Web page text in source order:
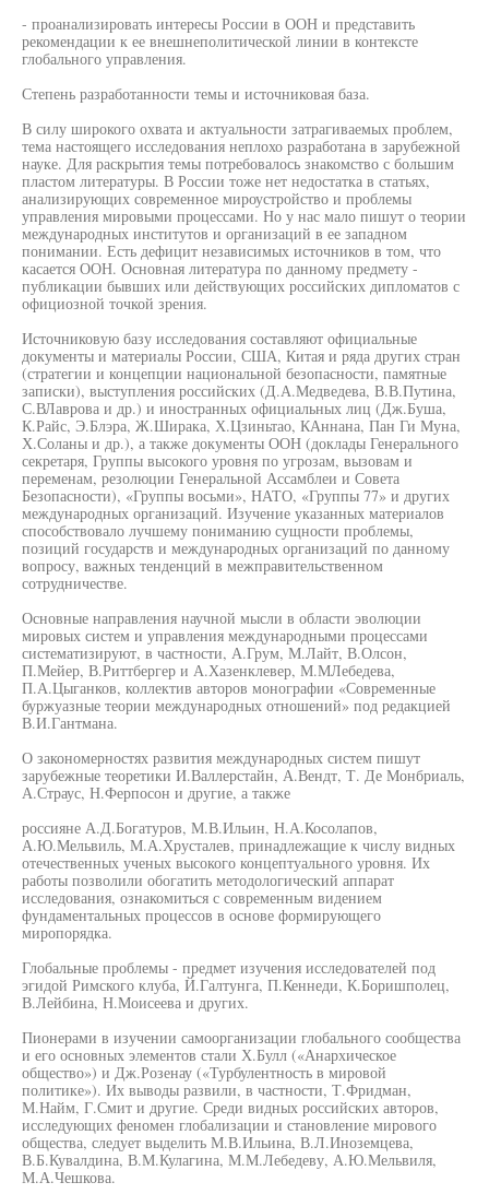
- проанализировать интересы России в ООН и представить
рекомендации к ее внешнеполитической линии в контексте
глобального управления.
Степень разработанности темы и источниковая база.
В силу широкого охвата и актуальности затрагиваемых проблем,
тема настоящего исследования неплохо разработана в зарубежной
науке. Для раскрытия темы потребовалось знакомство с большим
пластом литературы. В России тоже нет недостатка в статьях,
анализирующих современное мироустройство и проблемы
управления мировыми процессами. Но у нас мало пишут о теории
международных институтов и организаций в ее западном
понимании. Есть дефицит независимых источников в том, что
касается ООН. Основная литература по данному предмету -
публикации бывших или действующих российских дипломатов с
официозной точкой зрения.
Источниковую базу исследования составляют официальные
документы и материалы России, США, Китая и ряда других стран
(стратегии и концепции национальной безопасности, памятные
записки), выступления российских (Д.А.Медведева, В.В.Путина,
С.ВЛаврова и др.) и иностранных официальных лиц (Дж.Буша,
К.Райс, Э.Блэра, Ж.Ширака, Х.Цзиньтао, КАннана, Пан Ги Муна,
Х.Соланы и др.), а также документы ООН (доклады Генерального
секретаря, Группы высокого уровня по угрозам, вызовам и
переменам, резолюции Генеральной Ассамблеи и Совета
Безопасности), «Группы восьми», НАТО, «Группы 77» и других
международных организаций. Изучение указанных материалов
способствовало лучшему пониманию сущности проблемы,
позиций государств и международных организаций по данному
вопросу, важных тенденций в межправительственном
сотрудничестве.
Основные направления научной мысли в области эволюции
мировых систем и управления международными процессами
систематизируют, в частности, А.Грум, М.Лайт, В.Олсон,
П.Мейер, В.Риттбергер и А.Хазенклевер, М.МЛебедева,
П.А.Цыганков, коллектив авторов монографии «Современные
буржуазные теории международных отношений» под редакцией
В.И.Гантмана.
О закономерностях развития международных систем пишут
зарубежные теоретики И.Валлерстайн, А.Вендт, Т. Де Монбриаль,
А.Страус, Н.Ферпосон и другие, а также
россияне А.Д.Богатуров, М.В.Ильин, Н.А.Косолапов,
А.Ю.Мельвиль, М.А.Хрусталев, принадлежащие к числу видных
отечественных ученых высокого концептуального уровня. Их
работы позволили обогатить методологический аппарат
исследования, ознакомиться с современным видением
фундаментальных процессов в основе формирующего
миропорядка.
Глобальные проблемы - предмет изучения исследователей под
эгидой Римского клуба, Й.Галтунга, П.Кеннеди, К.Боришполец,
В.Лейбина, Н.Моисеева и других.
Пионерами в изучении самоорганизации глобального сообщества
и его основных элементов стали Х.Булл («Анархическое
общество») и Дж.Розенау («Турбулентность в мировой
политике»). Их выводы развили, в частности, Т.Фридман,
М.Найм, Г.Смит и другие. Среди видных российских авторов,
исследующих феномен глобализации и становление мирового
общества, следует выделить М.В.Ильина, В.Л.Иноземцева,
В.Б.Кувалдина, В.М.Кулагина, М.М.Лебедеву, А.Ю.Мельвиля,
М.А.Чешкова.